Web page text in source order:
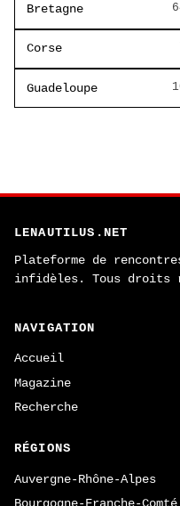
Bretagne
Corse
Guadeloupe
LENAUTILUS.NET
Plateforme de
infidèles. Tous droits
NAVIGATION
Accueil
Magazine
Recherche
RÉGIONS
Auvergne-Rhône-Alpes